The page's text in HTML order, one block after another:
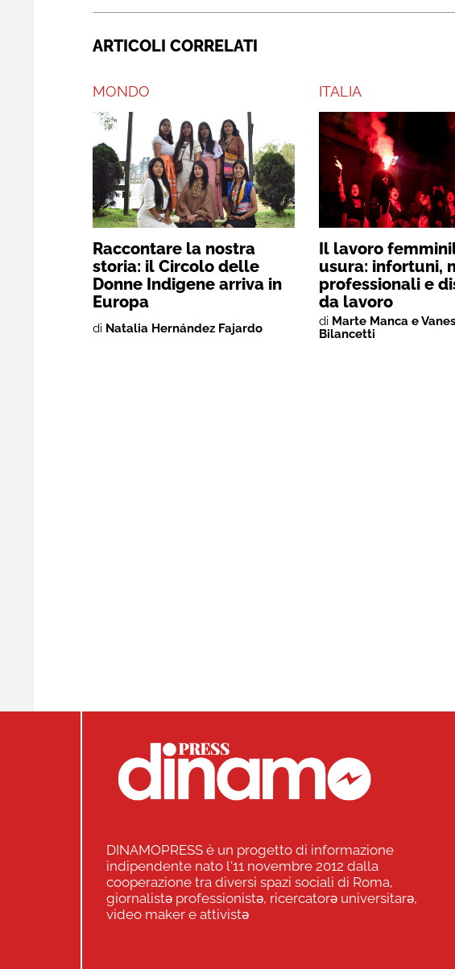
ARTICOLI CORRELATI
MONDO
Raccontare la nostra
storia: il Circolo delle
Donne Indigene arriva in
Europa
di Natalia Hernández Fajardo
ITALIA
Il lavoro
usura: infortuni,
professionali e
da lavoro
di Marte Manca e
Bilancetti
DINAMOPRESS è un progetto di informazione
indipendente nato l'11 novembre 2012 dalla
cooperazione tra diversi spazi sociali di Roma,
giornalistə professionistə, ricercatorə universitarə,
video maker e attivistə